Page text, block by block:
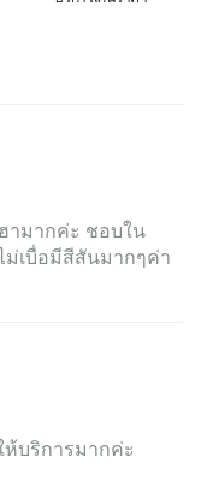
ามากค่ะ ชอบใน
ม่เบื่อมีสีสันมากๆค่า
ห้บริการมากค่ะ